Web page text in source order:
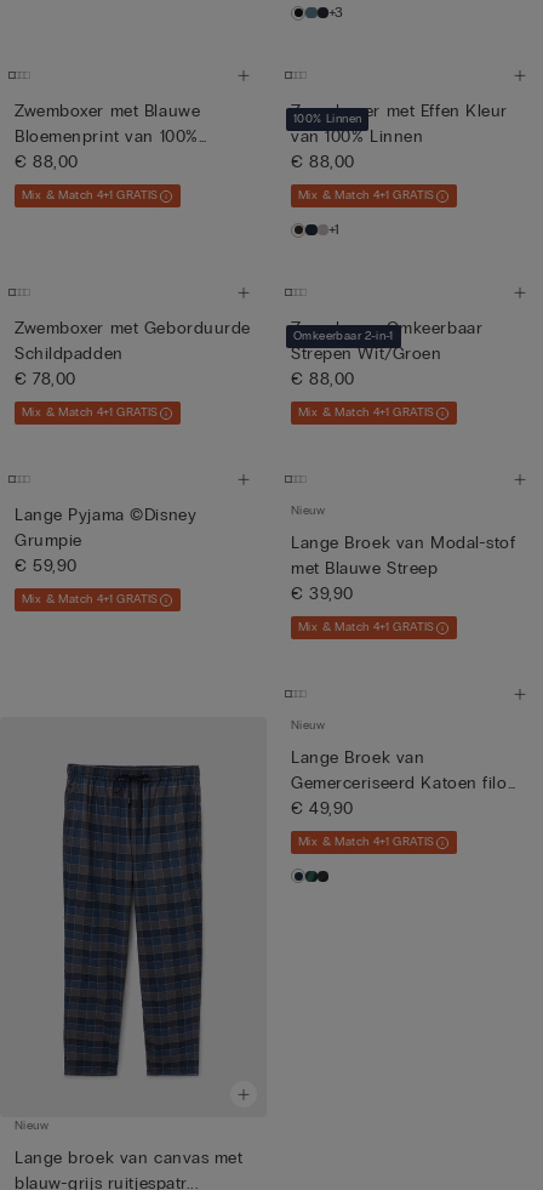
+3
Zwemboxer met Blauwe
Bloemenprint van 100%
Linnen
€ 88,00
Mix & Match 4+1 GRATIS
100% Linnen
Zwemboxer met Effen Kleur
van 100% Linnen
€ 88,00
Mix & Match 4+1 GRATIS
+1
Zwemboxer met Geborduurde
Schildpadden
€ 78,00
Mix & Match 4+1 GRATIS
Omkeerbaar 2-in-1
Zwemboxer Omkeerbaar
Strepen Wit/Groen
€ 88,00
Mix & Match 4+1 GRATIS
Lange Pyjama ©Disney
Grumpie
€ 59,90
Mix & Match 4+1 GRATIS
Nieuw
Lange Broek van Modal-stof
met Blauwe Streep
€ 39,90
Mix & Match 4+1 GRATIS
Nieuw
Lange broek van canvas met
blauw-grijs ruitjespatr...
Nieuw
Lange Broek van
Gemerceriseerd Katoen filo
Premium
€ 49,90
Mix & Match 4+1 GRATIS